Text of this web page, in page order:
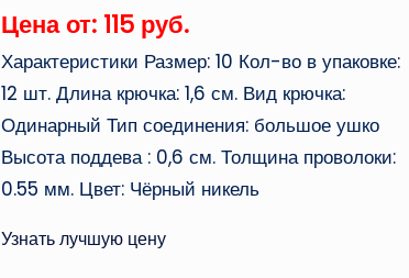
Цена от: 115 руб.
Характеристики Размер: 10 Кол-во в упаковке:
12 шт. Длина крючка: 1,6 см. Вид крючка:
Одинарный Тип соединения: большое ушко
Высота поддева : 0,6 см. Толщина проволоки:
0.55 мм. Цвет: Чёрный никель
Узнать лучшую цену